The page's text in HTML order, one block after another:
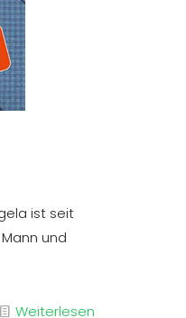
ist seit
und
Weiterlesen